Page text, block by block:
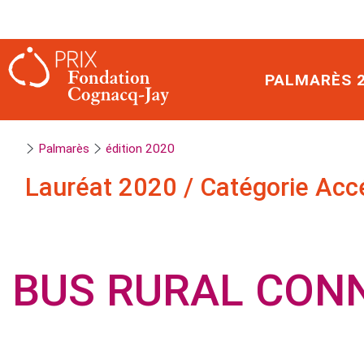
PALMARÈS
Palmarès édition 2020
Lauréat 2020 / Catégorie
BUS RURAL